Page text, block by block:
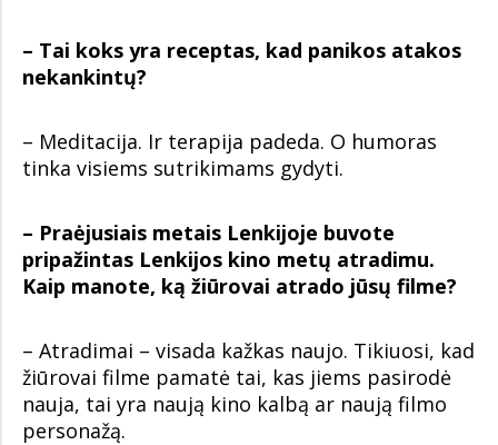
– Tai koks yra receptas, kad panikos atakos
nekankintų?
– Meditacija. Ir terapija padeda. O humoras
tinka visiems sutrikimams gydyti.
– Praėjusiais metais Lenkijoje buvote
pripažintas Lenkijos kino metų atradimu.
Kaip manote, ką žiūrovai atrado jūsų filme?
– Atradimai – visada kažkas naujo. Tikiuosi, kad
žiūrovai filme pamatė tai, kas jiems pasirodė
nauja, tai yra naują kino kalbą ar naują filmo
personažą.